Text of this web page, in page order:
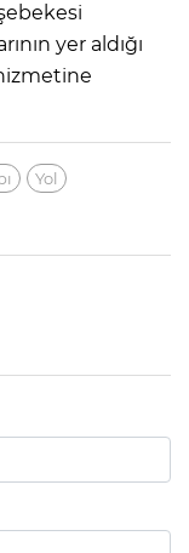
yer aldığı
Yol